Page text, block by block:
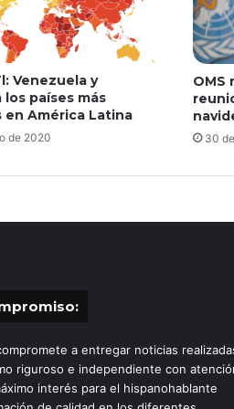
Venezuela y
los países más
América Latina
de 2020
OMS
30
a entregar noticias
riguroso e independiente con
interés para el hispanohablante